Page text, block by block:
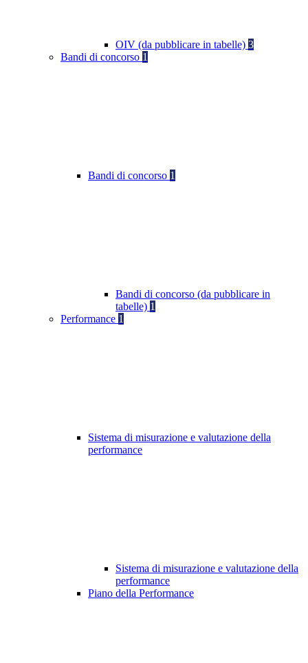
OIV (da pubblicare in tabelle) 3
Bandi di concorso 1
Bandi di concorso 1
Bandi di concorso (da pubblicare in
tabelle) 1
Performance 1
Sistema di misurazione e valutazione della
performance
Sistema di misurazione e valutazione della
performance
Piano della Performance